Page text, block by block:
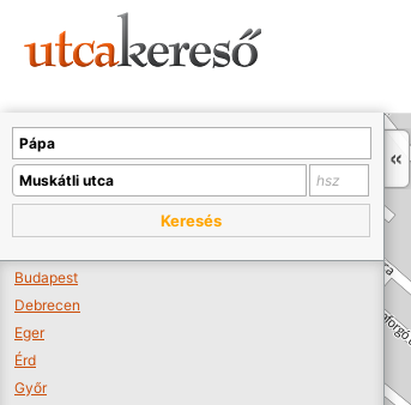
Keresés
Budapest
Debrecen
Eger
Érd
Győr
A térképet kicsinyíteni kell, hogy látszódjanak a boltok.
Boltok látszódjanak >>